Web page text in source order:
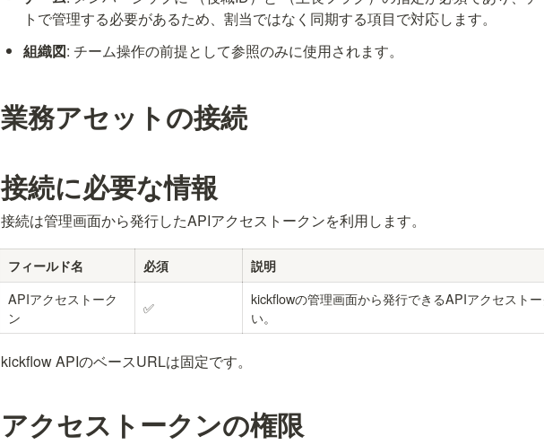
トで管理する必要があるため、割当ではなく同期する項目で対応します。
組織図: チーム操作の前提として参照のみに使用されます。
業務アセットの接続
接続に必要な情報
接続は管理画面から発行したAPIアクセストークンを利用します。
フィールド名 必須 説明
APIアクセストーク
ン
✅
kickflowの管理画面から発行できるAPIアクセスト
い。
kickflow APIのベースURLは固定です。
アクセストークンの権限